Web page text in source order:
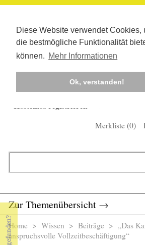
Diese Website verwendet Cookies,
die bestmögliche Funktionalität
können. Mehr Informationen
Ok, verstanden!
Kostenlos registrieren
Merkliste (0)
Zur Themenübersicht →
Sie sind hier
Home > Wissen > Beiträge > „Das
anspruchsvolle Vollzeitbeschäftigung“